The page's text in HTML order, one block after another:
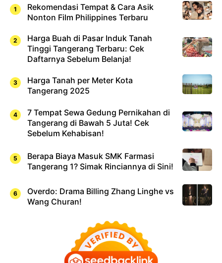
Rekomendasi Tempat & Cara Asik
Nonton Film Philippines Terbaru
Harga Buah di Pasar Induk Tanah
Tinggi Tangerang Terbaru: Cek
Daftarnya Sebelum Belanja!
Harga Tanah per Meter Kota
Tangerang 2025
7 Tempat Sewa Gedung Pernikahan di
Tangerang di Bawah 5 Juta! Cek
Sebelum Kehabisan!
Berapa Biaya Masuk SMK Farmasi
Tangerang 1? Simak Rinciannya di Sini!
Overdo: Drama Billing Zhang Linghe vs
Wang Churan!